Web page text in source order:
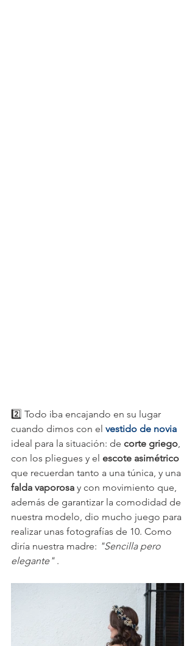
2️⃣ Todo iba encajando en su lugar
cuando dimos con el vestido de novia
ideal para la situación: de corte griego
con los pliegues y el escote asimétrico
que recuerdan tanto a una túnica, y una
falda vaporosa y con movimiento que,
además de garantizar la comodidad de
nuestra modelo, dio mucho juego para
realizar unas fotografías de 10. Como
diría nuestra madre: "Sencilla pero
elegante" .